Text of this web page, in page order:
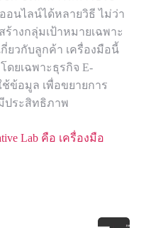
อนไลน์ได้หลายวิธี ไม่ว่า
ร้างกลุ่มเป้าหมายเฉพาะ
ยวกับลูกค้า เครื่องมือนี้
ดยเฉพาะธุรกิจ E-
ช้ข้อมูล เพื่อขยายการ
ประสิทธิภาพ
Lab คือ เครื่องมือ